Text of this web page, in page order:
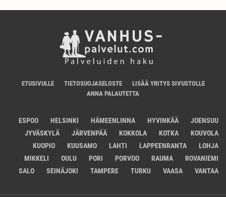
ETUSIVULLE TIETOSUOJASELOSTE
LISÄÄ YRITYS SIVUSTOLLE
ANNA PALAUTETTA
ESPOO HELSINKI HÄMEENLINNA HYVINKÄÄ
JOENSUU
JYVÄSKYLÄ
JÄRVENPÄÄ KOKKOLA KOTKA
KOUVOLA
KUOPIO
KUUSAMO LAHTI LAPPEENRANTA
LOHJA
MIKKELI
OULU PORI PORVOO RAUMA
ROVANIEMI
SALO
SEINÄJOKI TAMPERE TURKU VAASA VANTAA